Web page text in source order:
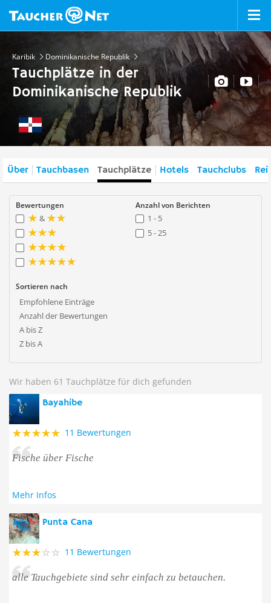
Karibik Dominikanische Republik
Tauchplätze in der
Dominikanische Republik
Über Tauchbasen Tauchplätze Hotels Tauchclubs
Bewertungen
&
Anzahl von Berichten
1 - 5
5 - 25
Sortieren nach
Empfohlene Einträge
Anzahl der Bewertungen
A bis Z
Z bis A
Wir haben 61 Tauchplätze für dich gefunden
Bayahibe
11 Bewertungen
Fische über Fische
Mehr Infos
Punta Cana
11 Bewertungen
alle Tauchgebiete sind sehr einfach zu betauchen.